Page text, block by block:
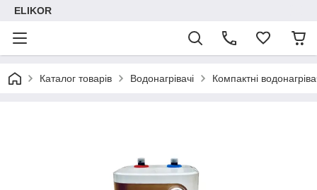
ELIKOR
Каталог товарів Водонагрівачі Компактні